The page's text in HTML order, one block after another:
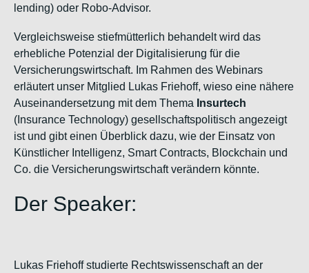
lending) oder Robo-Advisor.
Vergleichsweise stiefmütterlich behandelt wird das
erhebliche Potenzial der Digitalisierung für die
Versicherungswirtschaft. Im Rahmen des Webinars
erläutert unser Mitglied Lukas Friehoff, wieso eine nähere
Auseinandersetzung mit dem Thema Insurtech
(Insurance Technology) gesellschaftspolitisch angezeigt
ist und gibt einen Überblick dazu, wie der Einsatz von
Künstlicher Intelligenz, Smart Contracts, Blockchain und
Co. die Versicherungswirtschaft verändern könnte.
Der Speaker:
Lukas Friehoff studierte Rechtswissenschaft an der